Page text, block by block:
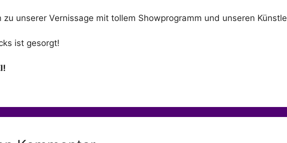
unserer Vernissage mit tollem Showprogramm und unseren
ist gesorgt!